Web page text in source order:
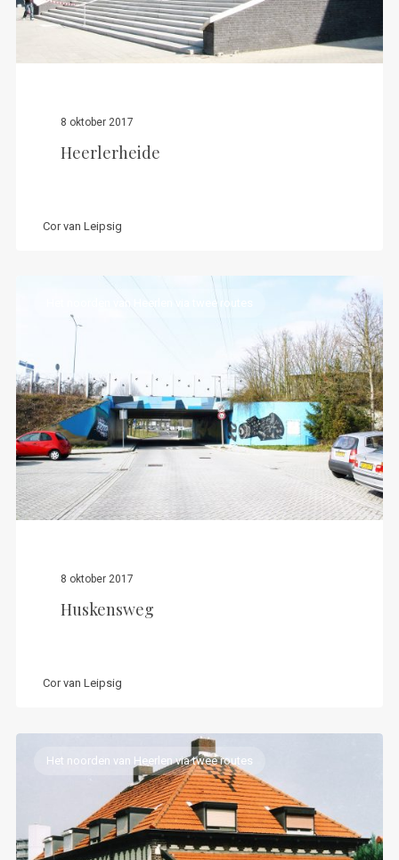
8 oktober 2017
Heerlerheide
Cor van Leipsig
Het noorden van Heerlen via twee routes
8 oktober 2017
Huskensweg
Cor van Leipsig
Het noorden van Heerlen via twee routes